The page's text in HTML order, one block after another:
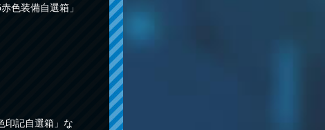
色装備自選箱」
印記自選箱」な